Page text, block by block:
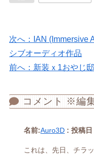
次へ：IAN (Immersive
シブオーディオ作品
前へ：新装ｘ1おやじ
コメント ※編
名前:Auro3D : 投稿
これは、先日、チラ